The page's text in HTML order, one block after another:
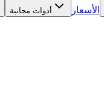
أدوات مجانية الأسعار